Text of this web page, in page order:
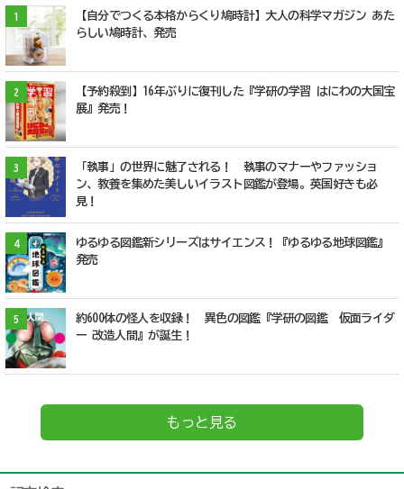
1
【自分でつくる本格からくり鳩時計】大人の科学マガジン あた
らしい鳩時計、発売
2
【予約殺到】16年ぶりに復刊した『学研の学習 はにわの大国宝
展』発売！
3
「執事」の世界に魅了される！ 執事のマナーやファッショ
ン、教養を集めた美しいイラスト図鑑が登場。英国好きも必
見！
4
ゆるゆる図鑑新シリーズはサイエンス！『ゆるゆる地球図鑑』
発売
5
約600体の怪人を収録！ 異色の図鑑『学研の図鑑 仮面ライダ
ー 改造人間』が誕生！
もっと見る